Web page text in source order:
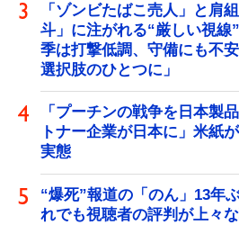
「ゾンビたばこ売人」と肩
斗」に注がれる“厳しい視
季は打撃低調、守備にも不
選択肢のひとつに」
「プーチンの戦争を日本製
トナー企業が日本に」米紙
実態
“爆死”報道の「のん」13
れでも視聴者の評判が上々